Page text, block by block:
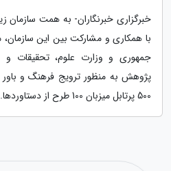
خبرگزاری خبرنگاران- به همت سازمان
با همکاری و مشارکت بین این
جمهوری و وزارت علوم، تحقیقات و
500 پرتابل میزبان 100 طرح از دستاوردها...